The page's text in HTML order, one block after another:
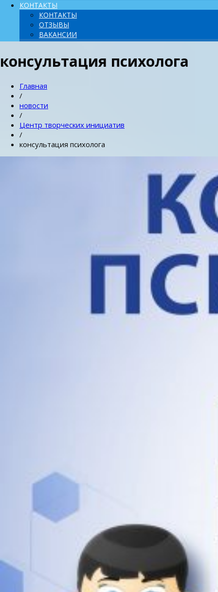
КОНТАКТЫ
КОНТАКТЫ
ОТЗЫВЫ
ВАКАНСИИ
консультация психолога
Главная
/
новости
/
Центр творческих инициатив
/
консультация психолога